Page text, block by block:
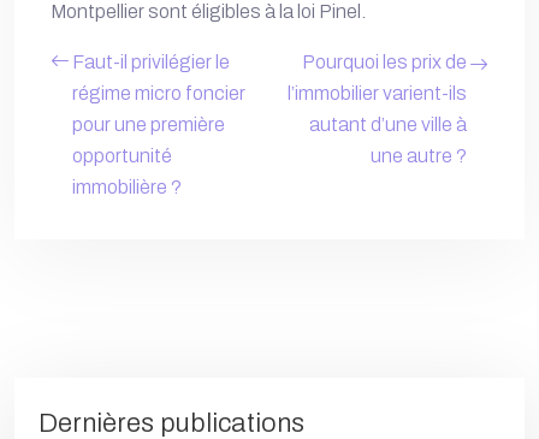
Montpellier sont éligibles à la loi Pinel.
Faut-il privilégier le
régime micro foncier
pour une première
opportunité
immobilière ?
Pourquoi les prix de
l’immobilier varient-ils
autant d’une ville à
une autre ?
Dernières publications